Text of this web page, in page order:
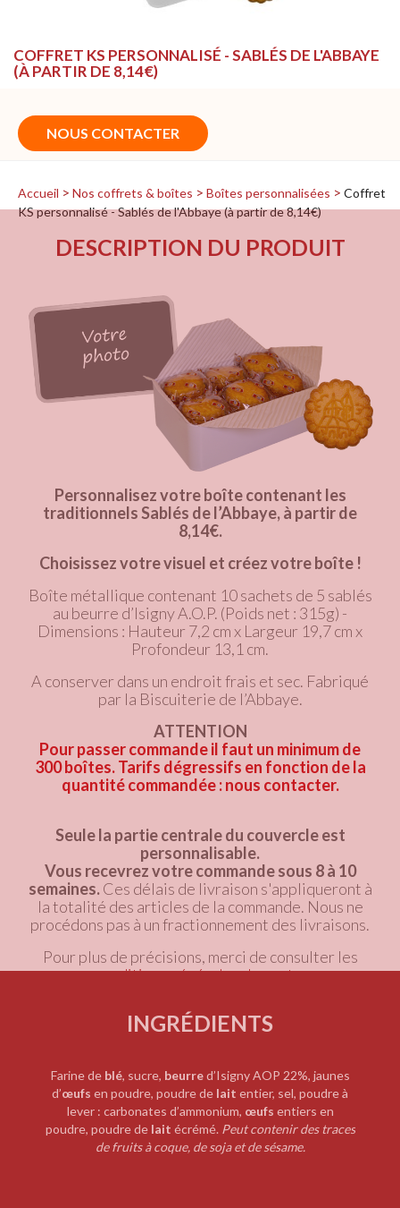
COFFRET KS PERSONNALISÉ - SABLÉS DE L'ABBAYE
(À PARTIR DE 8,14€)
NOUS CONTACTER
Accueil Nos coffrets & boîtes Boîtes personnalisées
Coffret
KS personnalisé - Sablés de l'Abbaye (à partir de 8,14€)
DESCRIPTION DU PRODUIT
Personnalisez votre boîte contenant les
traditionnels Sablés de l’Abbaye, à partir de
8,14€.
Choisissez votre visuel et créez votre boîte !
Boîte métallique contenant 10 sachets de 5 sablés
au beurre d’Isigny A.O.P. (Poids net : 315g) -
Dimensions : Hauteur 7,2 cm x Largeur 19,7 cm x
Profondeur 13,1 cm.
A conserver dans un endroit frais et sec. Fabriqué
par la Biscuiterie de l’Abbaye.
ATTENTION
Pour passer commande il faut un minimum de
300 boîtes.Tarifs dégressifs en fonction de la
quantité commandée :nous contacter.
Seule la partie centrale du couvercle est
personnalisable.
Vous recevrez votre commande sous 8 à 10
semaines.Ces délais de livraison s'appliqueront à
la totalité des articles de la commande. Nous ne
procédons pas à un fractionnement des livraisons.
Pour plus de précisions, merci de consulter les
conditions générales de vente.
INGRÉDIENTS
Farine de blé, sucre, beurred’Isigny AOP 22%, jaunes
d’œufs en poudre, poudre de lait entier, sel, poudre à
lever : carbonates d’ammonium, œufs entiers en
poudre, poudre de lait écrémé. Peut contenir des traces
de fruits à coque, de soja et de sésame.